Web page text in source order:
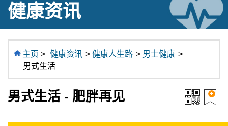
健康资讯
主页 > 健康资讯 > 健康人生路 > 男士健康 >
男式生活
男式生活 - 肥胖再见